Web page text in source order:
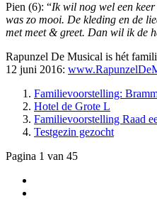
Pien (6): “Ik wil nog wel een
was zo mooi. De kleding en de
met meet & greet. Dan wil ik de
Rapunzel De Musical is hét
12 juni 2016:
Familievoorstelling:
Hotel de Grote L
Familievoorstelling Raad
Testgezin gezocht
Pagina 1 van 45